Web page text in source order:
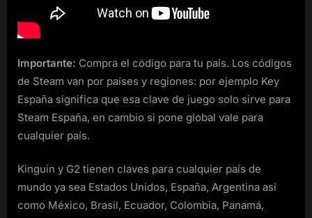
Importante: Compra el código para tu país. Los códigos
de Steam van por países y regiones: por ejemplo Key
España significa que esa clave de juego solo sirve para
Steam España, en cambio si pone global vale para
cualquier país.
Kinguin y G2 tienen claves para cualquier país de
mundo ya sea Estados Unidos, España, Argentina así
como México, Brasil, Ecuador, Colombia, Panamá,